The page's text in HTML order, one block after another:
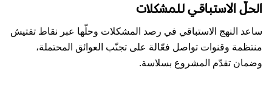
الحلّ الاستباقي للمشكلات
ساعد النهج الاستباقي في رصد المشكلات وحلّها عبر نقاط تفتيش
منتظمة وقنوات تواصل فعّالة على تجنّب العوائق المحتملة،
وضمان تقدّم المشروع بسلاسة.